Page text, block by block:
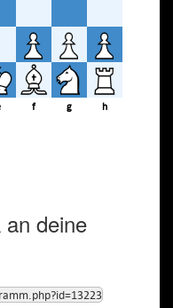
f g h
deine